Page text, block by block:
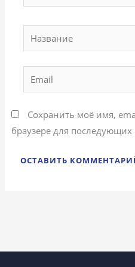
Название
Сохранить моё имя,
браузере для